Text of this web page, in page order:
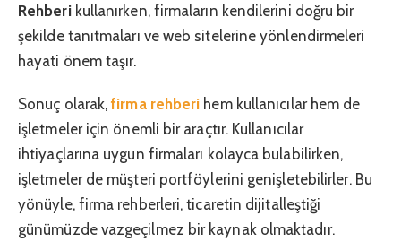
Rehberikullanırken, firmaların kendilerini doğru bir
şekilde tanıtmaları ve web sitelerine yönlendirmeleri
hayati önem taşır.
Sonuç olarak,firma rehberi hem kullanıcılar hem de
işletmeler için önemli bir araçtır. Kullanıcılar
ihtiyaçlarına uygun firmaları kolayca bulabilirken,
işletmeler de müşteri portföylerini genişletebilirler. Bu
yönüyle, firma rehberleri, ticaretin dijitalleştiği
günümüzde vazgeçilmez bir kaynak olmaktadır.